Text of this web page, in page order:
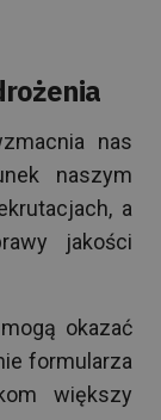
nas
naszym
a
jakości
okazać
formularza
większy